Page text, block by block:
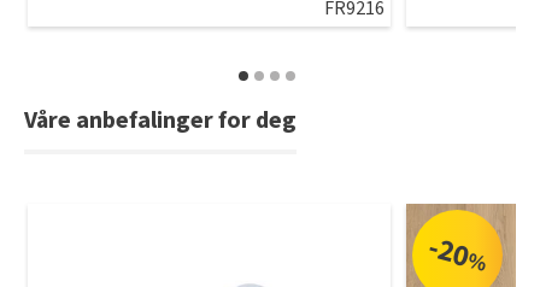
FR9216
Våre anbefalinger for deg
-20%